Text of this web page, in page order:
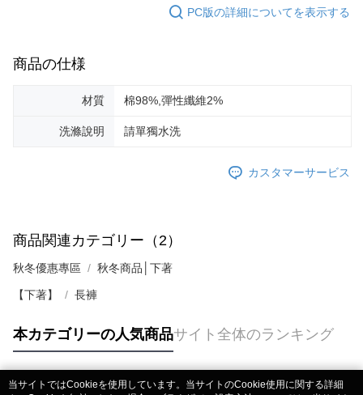
PC版の詳細についてを表示する
商品の仕様
材質 棉98%,彈性纖維2%
洗滌說明 請單獨水洗
カスタマーサービス
商品関連カテゴリー（2）
秋冬優惠專區 秋冬商品│下著
【下著】 長褲
本カテゴリーの人気商品サイト全体のランキング
当サイトではCookieを使用しています。当サイトのCookie使用に関する詳細